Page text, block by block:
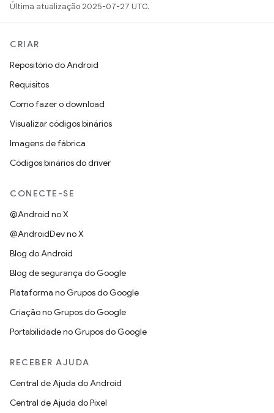
Última atualização 2025-07-27 UTC.
CRIAR
Repositório do Android
Requisitos
Como fazer o download
Visualizar códigos binários
Imagens de fábrica
Códigos binários do driver
CONECTE-SE
@Android no X
@AndroidDev no X
Blog do Android
Blog de segurança do Google
Plataforma no Grupos do Google
Criação no Grupos do Google
Portabilidade no Grupos do Google
RECEBER AJUDA
Central de Ajuda do Android
Central de Ajuda do Pixel